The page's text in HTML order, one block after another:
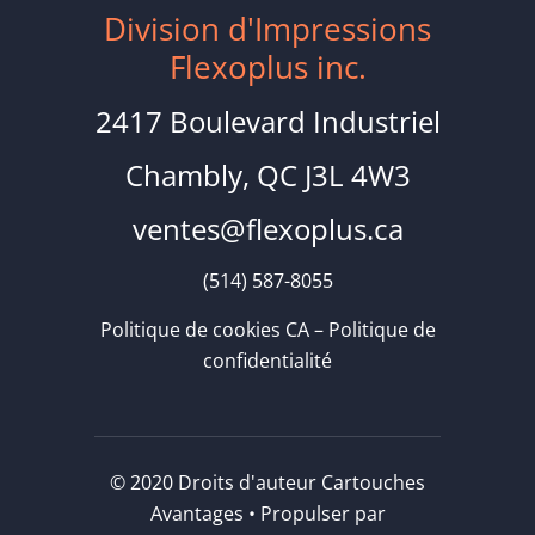
Division d'Impressions
Flexoplus inc.
2417 Boulevard Industriel
Chambly, QC J3L 4W3
ventes@flexoplus.ca
(514) 587-8055
Politique de cookies CA– Politique de
confidentialité
© 2020 Droits d'auteur Cartouches
Avantages • Propulser par